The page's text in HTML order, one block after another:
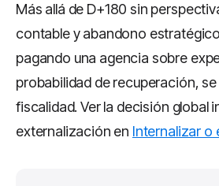
Más allá de D+180 sin
contable y abandono
pagando una agencia sobre
probabilidad de recuperación,
fiscalidad. Ver la decisión global
externalización en Internalizar o